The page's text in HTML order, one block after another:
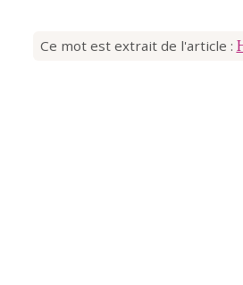
Ce mot est extrait de l'article :